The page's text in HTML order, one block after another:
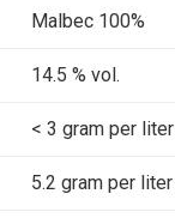
Malbec 100%
14.5 % vol.
< 3 gram per liter
5.2 gram per liter